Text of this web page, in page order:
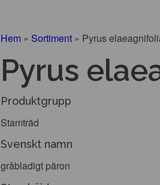
Hem » Sortiment » Pyrus
Pyrus
Produktgrupp
Stamträd
Svenskt namn
gråbladigt päron